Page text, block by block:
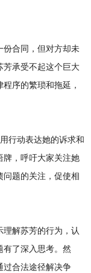
合同，但对方却未
芳承受不起这个巨大
序的繁琐和拖延，
行动表达她的诉求和
牌，呼吁大家关注她
题的关注，促使相
解苏芳的行为，认
有了深入思考。然
过合法途径解决争